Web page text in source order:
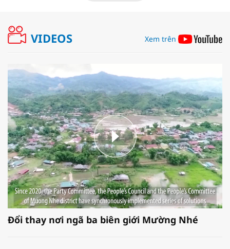
VIDEOS Xem trên
Đổi thay nơi ngã ba biên giới Mường Nhé